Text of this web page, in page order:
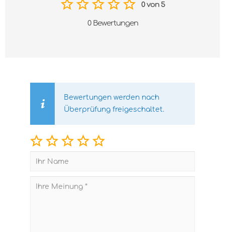
0 von 5
0 Bewertungen
Bewertungen werden nach
Überprüfung freigeschaltet.